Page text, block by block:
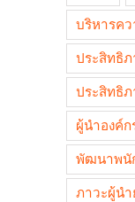
บริหารค
ประสิทธิ
ประสิทธิภ
ผู้นำองค์ก
พัฒนาพนั
ภาวะผู้น